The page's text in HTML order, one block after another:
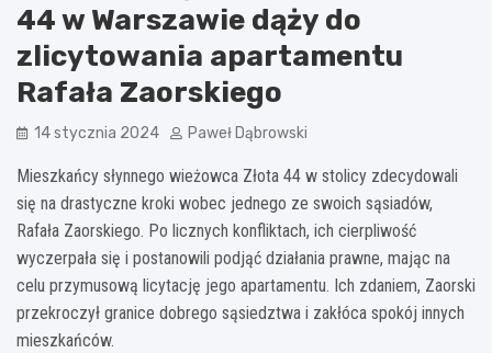
44 w Warszawie dąży do
zlicytowania apartamentu
Rafała Zaorskiego
14 stycznia 2024 Paweł Dąbrowski
Mieszkańcy słynnego wieżowca Złota 44 w stolicy zdecydowali
się na drastyczne kroki wobec jednego ze swoich sąsiadów,
Rafała Zaorskiego. Po licznych konfliktach, ich cierpliwość
wyczerpała się i postanowili podjąć działania prawne, mając na
celu przymusową licytację jego apartamentu. Ich zdaniem, Zaorski
przekroczył granice dobrego sąsiedztwa i zakłóca spokój innych
mieszkańców.